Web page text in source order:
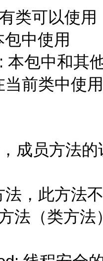
类可以使用
中使用
本包中和其
前类中使用
成员方法
法，此方法
法（类方